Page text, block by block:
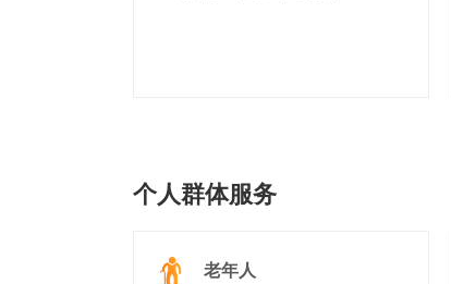
个人群体服务
老年人